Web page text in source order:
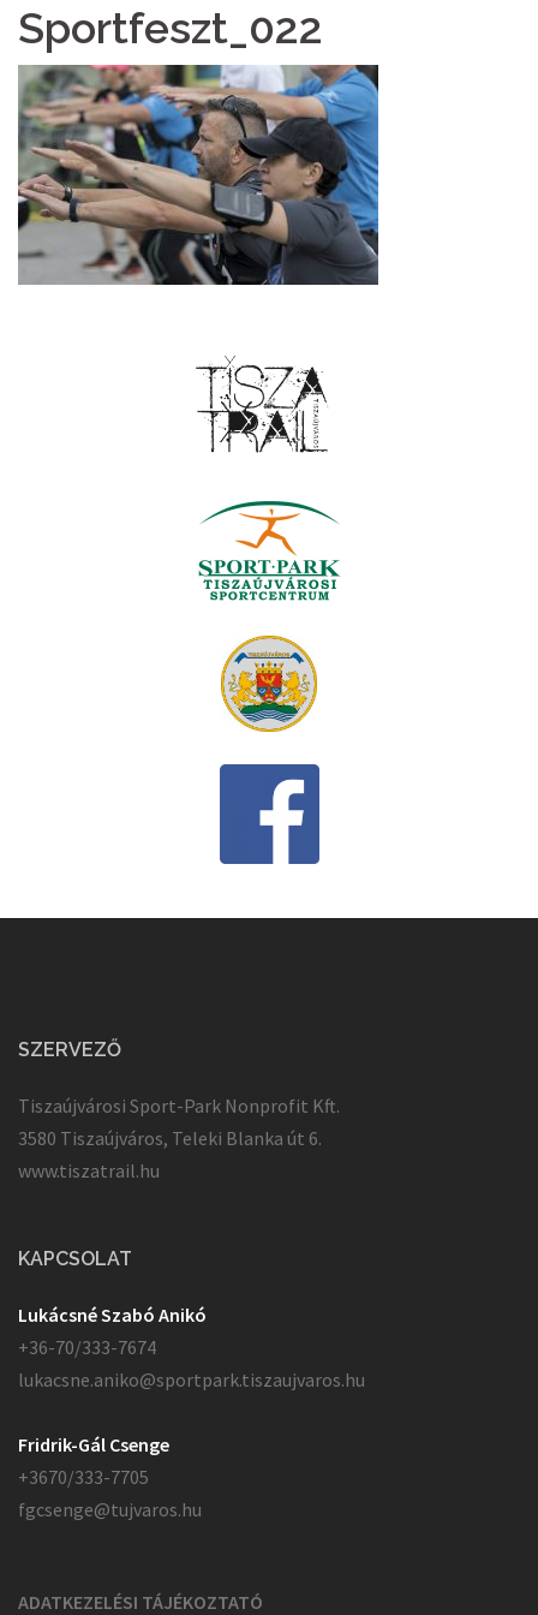
Sportfeszt_022
SZERVEZŐ
Tiszaújvárosi Sport-Park Nonprofit Kft.
3580 Tiszaújváros, Teleki Blanka út 6.
www.tiszatrail.hu
KAPCSOLAT
Lukácsné Szabó Anikó
+36-70/333-7674
lukacsne.aniko@sportpark.tiszaujvaros.hu
Fridrik-Gál Csenge
+3670/333-7705
fgcsenge@tujvaros.hu
ADATKEZELÉSI TÁJÉKOZTATÓ